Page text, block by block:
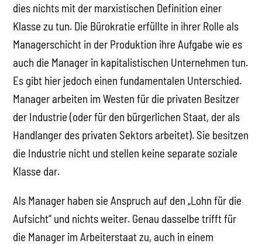
dies nichts mit der marxistischen Definition einer
Klasse zu tun. Die Bürokratie erfüllte in ihrer Rolle als
Managerschicht in der Produktion ihre Aufgabe wie es
auch die Manager in kapitalistischen Unternehmen tun.
Es gibt hier jedoch einen fundamentalen Unterschied.
Manager arbeiten im Westen für die privaten Besitzer
der Industrie (oder für den bürgerlichen Staat, der als
Handlanger des privaten Sektors arbeitet). Sie besitzen
die Industrie nicht und stellen keine separate soziale
Klasse dar.
Als Manager haben sie Anspruch auf den „Lohn für die
Aufsicht“ und nichts weiter. Genau dasselbe trifft für
die Manager im Arbeiterstaat zu, auch in einem